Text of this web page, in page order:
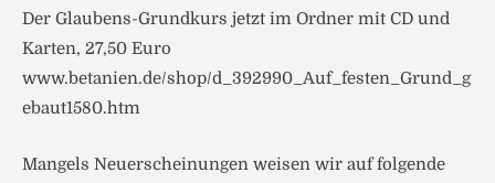
Der Glaubens-Grundkurs jetzt im Ordner mit CD und
Karten, 27,50 Euro
www.betanien.de/shop/d_392990_Auf_festen_Grund_g
ebaut1580.htm
Mangels Neuerscheinungen weisen wir auf folgende